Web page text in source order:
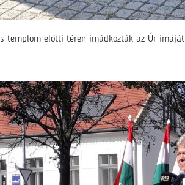
templom előtti téren imádkozták az Úr